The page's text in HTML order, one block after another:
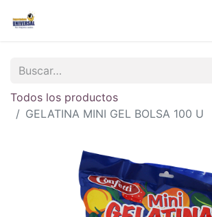
Todos los productos
GELATINA MINI GEL BOLSA 100 U